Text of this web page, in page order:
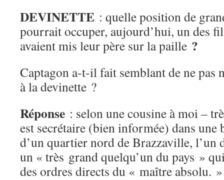
DEVINETTE : quelle position de
pourrait occuper, aujourd’hui, un des
avaient mis leur père sur la paille ?
Captagon a-t-il fait semblant de ne pas
à la devinette ?
Réponse : selon une cousine à moi –
est secrétaire (bien informée) dans
d’un quartier nord de Brazzaville, l’un
un « très grand quelqu’un du pays »
des ordres directs du « maître absolu. »